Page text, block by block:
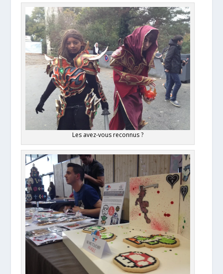
Les avez-vous reconnus ?